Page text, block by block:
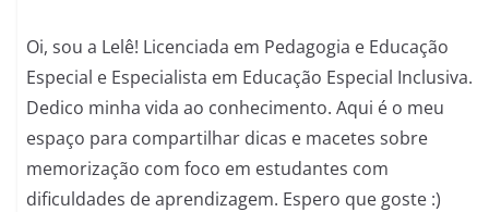
Oi, sou a Lelê! Licenciada em Pedagogia e Educação
Especial e Especialista em Educação Especial Inclusiva.
Dedico minha vida ao conhecimento. Aqui é o meu
espaço para compartilhar dicas e macetes sobre
memorização com foco em estudantes com
dificuldades de aprendizagem. Espero que goste :)